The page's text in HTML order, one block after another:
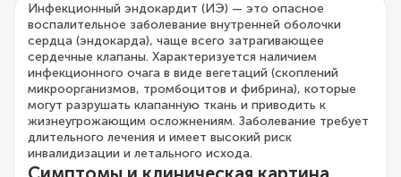
Инфекционный эндокардит (ИЭ) — это опасное
воспалительное заболевание внутренней оболочки
сердца (эндокарда), чаще всего затрагивающее
сердечные клапаны. Характеризуется наличием
инфекционного очага в виде вегетаций (скоплений
микроорганизмов, тромбоцитов и фибрина), которые
могут разрушать клапанную ткань и приводить к
жизнеугрожающим осложнениям. Заболевание требует
длительного лечения и имеет высокий риск
инвалидизации и летального исхода.